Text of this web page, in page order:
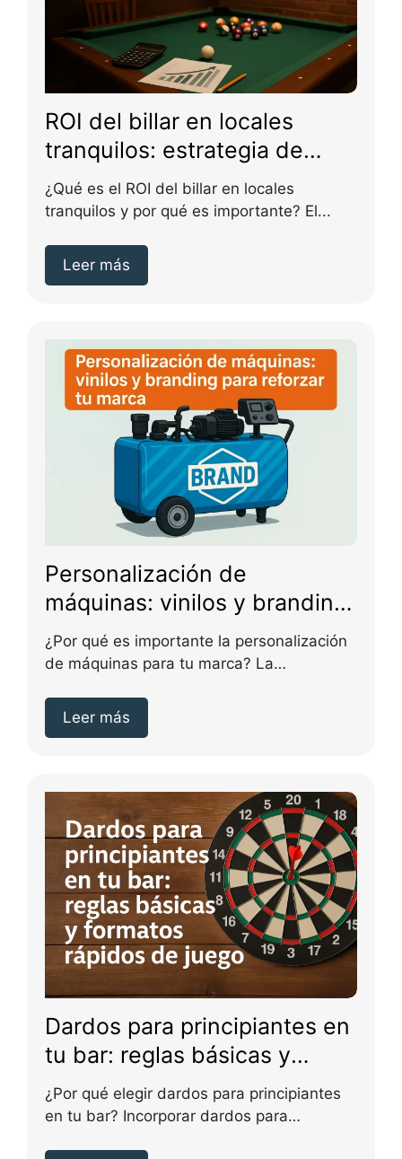
ROI del billar en locales
tranquilos: estrategia de
precios; tiempos y rotación
de mesas
¿Qué es el ROI del billar en locales
tranquilos y por qué es importante? El...
Leer más
Personalización de
máquinas: vinilos y branding
para reforzar tu marca
¿Por qué es importante la personalización
de máquinas para tu marca? La
Leer más
Dardos para principiantes en
tu bar: reglas básicas y
formatos rápidos de juego
¿Por qué elegir dardos para principiantes
en tu bar? Incorporar dardos para